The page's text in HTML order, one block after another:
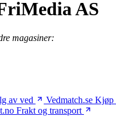
AS
magasiner:
av ved Vedmatch.se Kjøp
Frakt og transport